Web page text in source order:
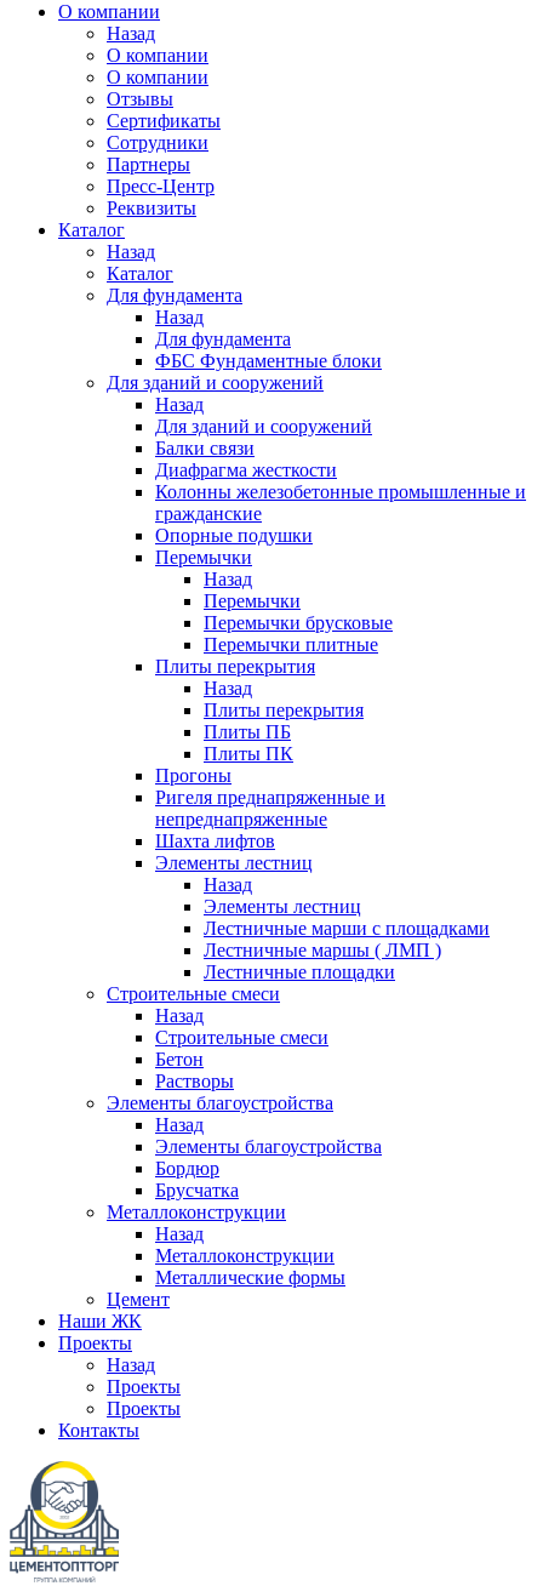
О компании
Назад
О компании
О компании
Отзывы
Сертификаты
Сотрудники
Партнеры
Пресс-Центр
Реквизиты
Каталог
Назад
Каталог
Для фундамента
Назад
Для фундамента
ФБС Фундаментные блоки
Для зданий и сооружений
Назад
Для зданий и сооружений
Балки связи
Диафрагма жесткости
Колонны железобетонные промышленные и
гражданские
Опорные подушки
Перемычки
Назад
Перемычки
Перемычки брусковые
Перемычки плитные
Плиты перекрытия
Назад
Плиты перекрытия
Плиты ПБ
Плиты ПК
Прогоны
Ригеля преднапряженные и
непреднапряженные
Шахта лифтов
Элементы лестниц
Назад
Элементы лестниц
Лестничные марши с площадками
Лестничные маршы ( ЛМП )
Лестничные площадки
Строительные смеси
Назад
Строительные смеси
Бетон
Растворы
Элементы благоустройства
Назад
Элементы благоустройства
Бордюр
Брусчатка
Металлоконструкции
Назад
Металлоконструкции
Металлические формы
Цемент
Наши ЖК
Проекты
Назад
Проекты
Проекты
Контакты